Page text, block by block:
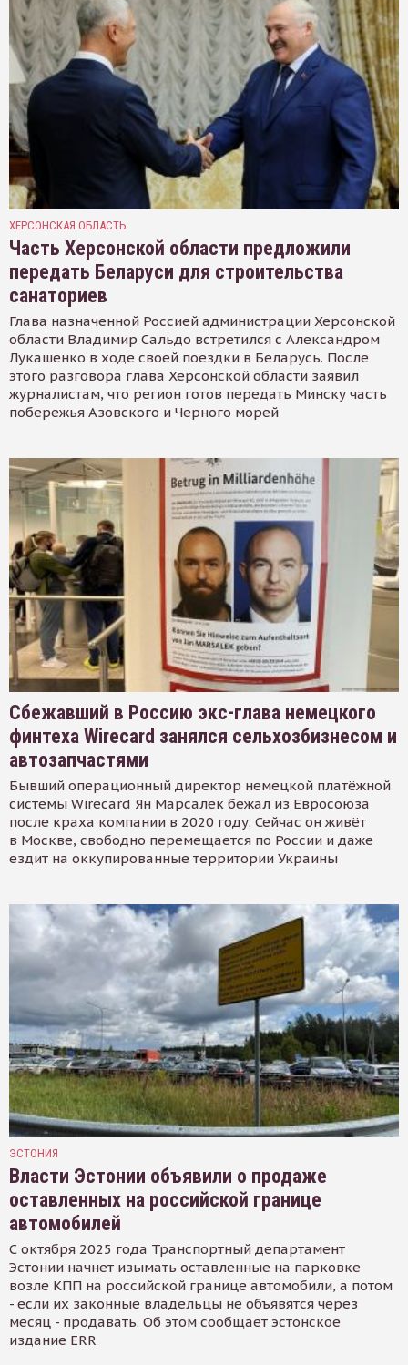
ХЕРСОНСКАЯ ОБЛАСТЬ
Часть Херсонской области предложили
передать Беларуси для строительства
санаториев
Глава назначенной Россией администрации Херсонской
области Владимир Сальдо встретился с Александром
Лукашенко в ходе своей поездки в Беларусь. После
этого разговора глава Херсонской области заявил
журналистам, что регион готов передать Минску часть
побережья Азовского и Черного морей
Сбежавший в Россию экс-глава немецкого
финтеха Wirecard занялся сельхозбизнесом и
автозапчастями
Бывший операционный директор немецкой платёжной
системы Wirecard Ян Марсалек бежал из Евросоюза
после краха компании в 2020 году. Сейчас он живёт
в Москве, свободно перемещается по России и даже
ездит на оккупированные территории Украины
ЭСТОНИЯ
Власти Эстонии объявили о продаже
оставленных на российской границе
автомобилей
С октября 2025 года Транспортный департамент
Эстонии начнет изымать оставленные на парковке
возле КПП на российской границе автомобили, а потом
- если их законные владельцы не объявятся через
месяц - продавать. Об этом сообщает эстонское
издание ERR